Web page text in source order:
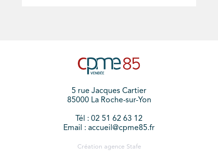
5 rue Jacques Cartier
85000 La Roche-sur-Yon
Tél : 02 51 62 63 12
Email : accueil@cpme85.fr
Création agence Stafe